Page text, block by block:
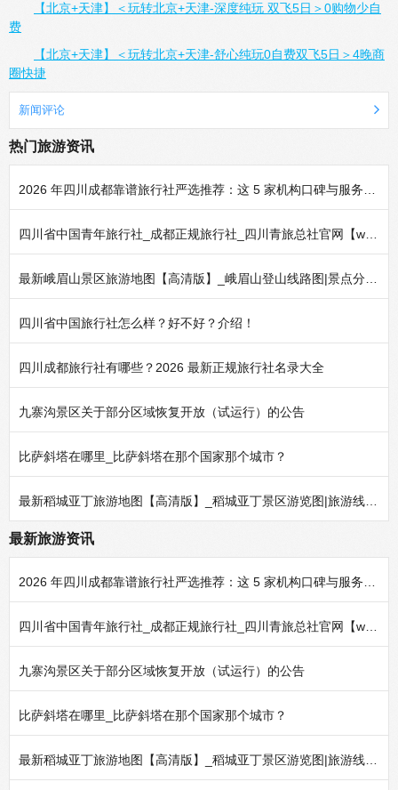
【北京+天津】＜玩转北京+天津-深度纯玩 双飞5日＞0购物少自
费
【北京+天津】＜玩转北京+天津-舒心纯玩0自费双飞5日＞4晚商
圈快捷
新闻评论
热门旅游资讯
2026 年四川成都靠谱旅行社严选推荐：这 5 家机构口碑与服务实力经得起考验
四川省中国青年旅行社_成都正规旅行社_四川青旅总社官网【www.yuelx.com】
最新峨眉山景区旅游地图【高清版】_峨眉山登山线路图|景点分布地图|导游图
四川省中国旅行社怎么样？好不好？介绍！
四川成都旅行社有哪些？2026 最新正规旅行社名录大全
九寨沟景区关于部分区域恢复开放（试运行）的公告
比萨斜塔在哪里_比萨斜塔在那个国家那个城市？
最新稻城亚丁旅游地图【高清版】_稻城亚丁景区游览图|旅游线路图|景区导游图
最新旅游资讯
2026 年四川成都靠谱旅行社严选推荐：这 5 家机构口碑与服务实力经得起考验
四川省中国青年旅行社_成都正规旅行社_四川青旅总社官网【www.yuelx.com】
九寨沟景区关于部分区域恢复开放（试运行）的公告
比萨斜塔在哪里_比萨斜塔在那个国家那个城市？
最新稻城亚丁旅游地图【高清版】_稻城亚丁景区游览图|旅游线路图|景区导游图